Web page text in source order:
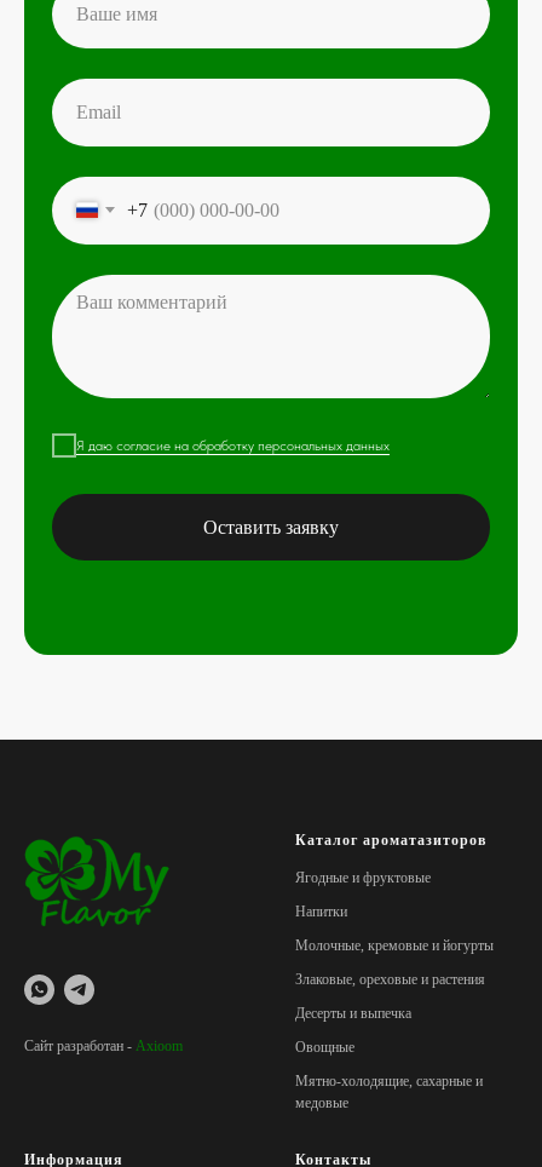
+7
Я даю согласие на обработку персональных данных
Оставить заявку
Сайт разработан - Axioom
Каталог ароматазиторов
Ягодные и фруктовые
Напитки
Молочные, кремовые и йогурты
Злаковые, ореховые и растения
Десерты и выпечка
Овощные
Мятно-холодящие, сахарные и
медовые
Информация Контакты